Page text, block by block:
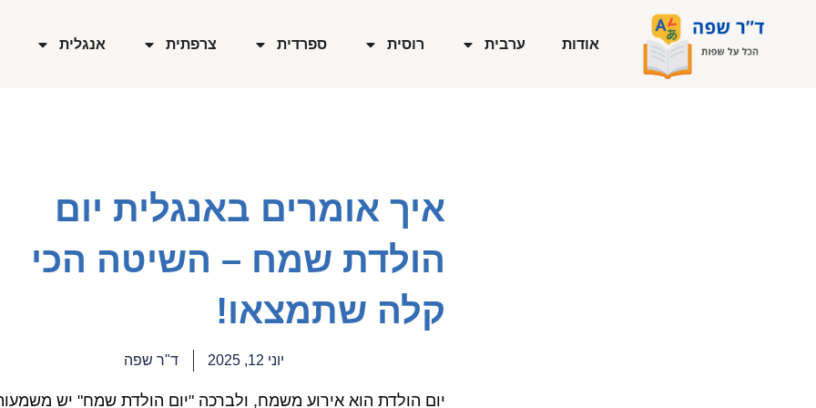
אודות ערבית רוסית ספרדית צרפתית אנגלית
איך אומרים באנגלית יום
הולדת שמח – השיטה הכי
קלה שתמצאו!
יוני 12, 2025 ד"ר שפה
יום הולדת הוא אירוע משמח, ולברכה "יום הולדת שמח" יש